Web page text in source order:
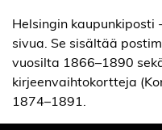
Helsingin kaupunkiposti
sivua. Se sisältää
vuosilta 1866–1890
kirjeenvaihtokortteja
1874–1891.